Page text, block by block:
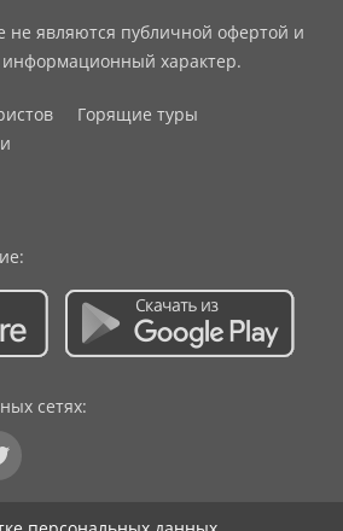
не являются публичной офертой и
характер.
Горящие туры
сетях: